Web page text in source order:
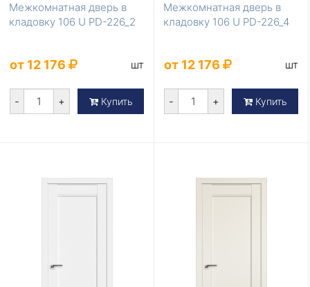
Межкомнатная дверь в
кладовку 106 U PD-226_2
от 12 176 шт
- + Купить
Межкомнатная дверь в
кладовку 106 U PD-226_4
от 12 176 шт
- + Купить